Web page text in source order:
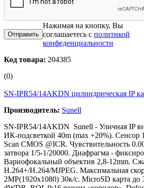
Нажимая на кнопку, Вы
соглашаетесь с политикой
конфеденциальности
Код товара: 204385
(0)
SN-IPR54/14AKDN цилиндрическая IP
Производитель: Sunell
SN-IPR54/14AKDN Sunell - Уличная IP
ИК-подсветкой 40m (max +20%). Сенсор
Scan CMOS @ICR. Чувствительность
затвора 1/5-1/20000. Диафрагма -
Вариофокальный объектив 2,8-12mm.
H.264+/H.264/MJPEG. Максимальная
2MP(1920x1080) 30к/с. MicroSD карта